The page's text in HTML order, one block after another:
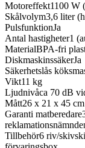
Motoreffekt1100 W
Skålvolym3,6 liter
PulsfunktionJa
Antal hastigheter1
MaterialBPA-fri
DiskmaskinssäkerJa
Säkerhetslås
Vikt11 kg
Ljudnivåca 70 dB
Mått26 x 21 x 45 cm
Garanti matberedare
Tillbehör6 riv/